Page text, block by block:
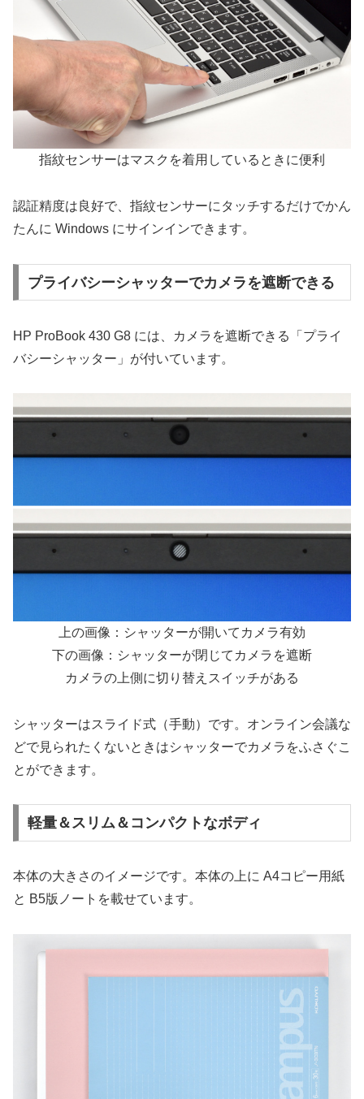
指紋センサーはマスクを着用しているときに便利
認証精度は良好で、指紋センサーにタッチするだけでかん
たんに Windows にサインインできます。
プライバシーシャッターでカメラを遮断できる
HP ProBook 430 G8 には、カメラを遮断できる「プライ
バシーシャッター」が付いています。
上の画像：シャッターが開いてカメラ有効
下の画像：シャッターが閉じてカメラを遮断
カメラの上側に切り替えスイッチがある
シャッターはスライド式（手動）です。オンライン会議な
どで見られたくないときはシャッターでカメラをふさぐこ
とができます。
軽量＆スリム＆コンパクトなボディ
本体の大きさのイメージです。本体の上に A4コピー用紙
と B5版ノートを載せています。